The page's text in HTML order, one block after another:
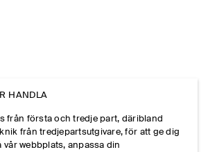
HANDLA
från första och tredje part, däribland
från tredjepartsutgivare, för att ge dig
webbplats, anpassa din